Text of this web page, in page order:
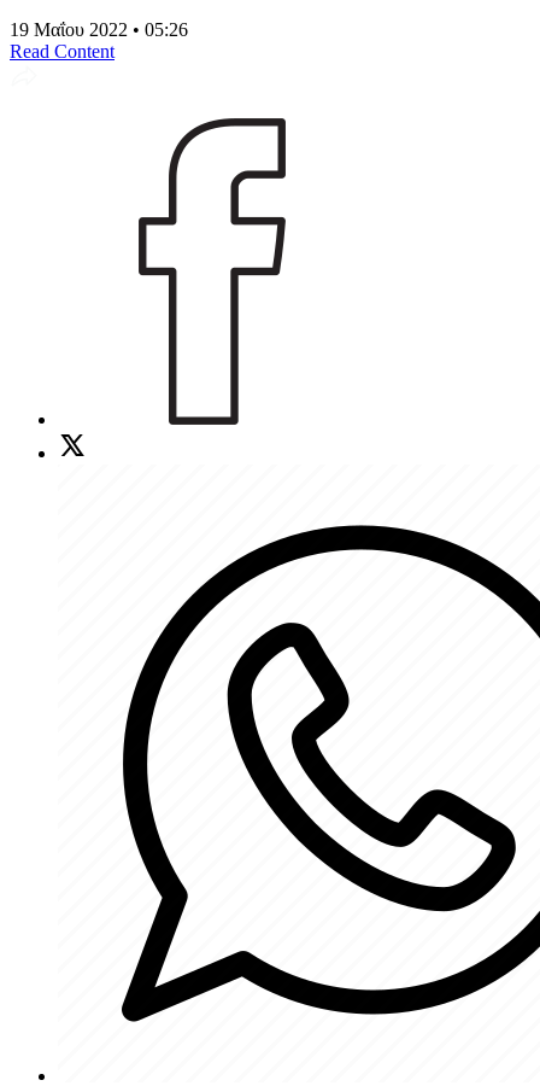
19 Μαΐου 2022 • 05:26
Read Content